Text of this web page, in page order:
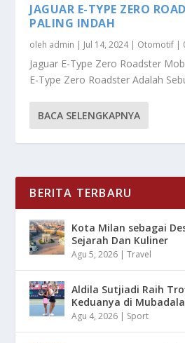
JAGUAR E-TYPE ZERO
PALING INDAH
oleh admin | Jul 14, 2024| Otomotif |
Jaguar E-Type Zero Roadster
E-Type Zero Roadster Adalah
BACA SELENGKAPNYA
BERITA TERBARU
Kota Milan sebagai
Sejarah Dan Kuliner
Agu 5, 2026 |Travel
Aldila Sutjiadi Raih
Keduanya di
Agu 4, 2026 | Sport